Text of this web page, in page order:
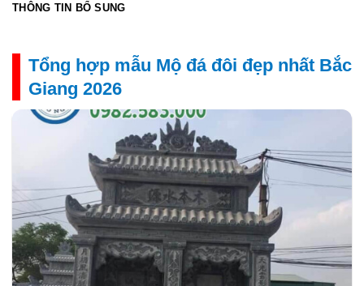
THÔNG TIN BỔ SUNG
Tổng hợp mẫu Mộ đá đôi đẹp nhất Bắc
Giang 2026